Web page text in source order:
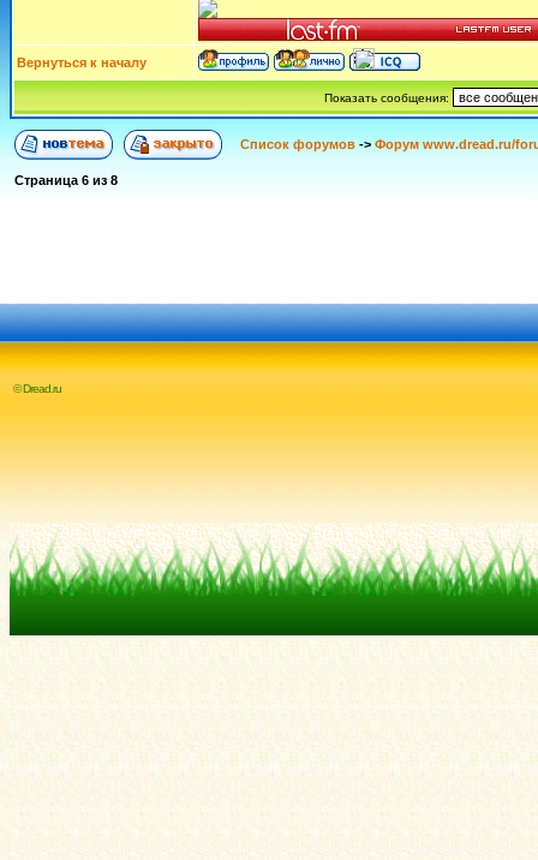
Вернуться к началу
Показать сообщения:
Список форумов -> Форум www.dread.ru/
Страница 6 из 8
© Dread.ru